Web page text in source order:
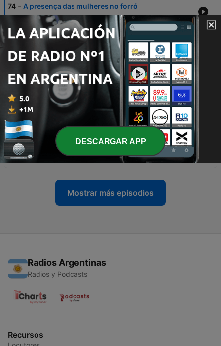
74 - A presença das mulheres no forró
25 jun. 2021
73 - Como será o São João do Coco Raízes de
23 jun. 2021
72 - Confira balanço do #19JForaBolsonaro
71 - A influência da política de Bolsonaro no aumento
21 jun. 2021
70 - Armazém do Campo Recife completa 2 anos
18 jun. 2021
Mostrar más episodios
Radios Argentinas
Radios y Podcasts
Recursos
DESCARGAR APP